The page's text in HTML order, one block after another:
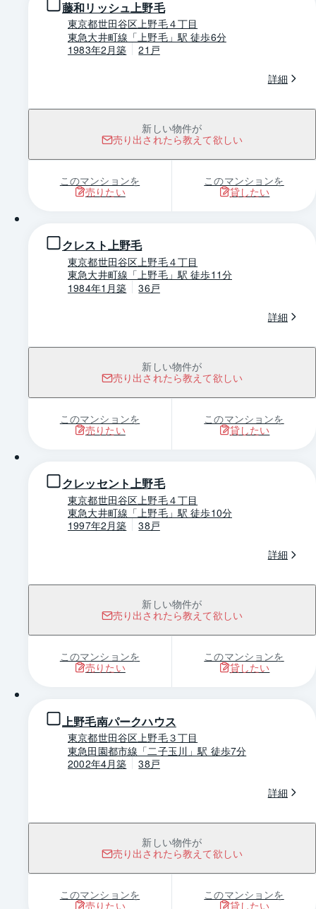
藤和リッシュ上野毛
東京都世田谷区上野毛４丁目
東急大井町線「上野毛」駅 徒歩6分
1983年2月築
21戸
詳細
新しい物件が
売り出されたら教えて欲しい
このマンションを
売りたい
このマンションを
貸したい
クレスト上野毛
東京都世田谷区上野毛４丁目
東急大井町線「上野毛」駅 徒歩11分
1984年1月築
36戸
詳細
新しい物件が
売り出されたら教えて欲しい
このマンションを
売りたい
このマンションを
貸したい
クレッセント上野毛
東京都世田谷区上野毛４丁目
東急大井町線「上野毛」駅 徒歩10分
1997年2月築
38戸
詳細
新しい物件が
売り出されたら教えて欲しい
このマンションを
売りたい
このマンションを
貸したい
上野毛南パークハウス
東京都世田谷区上野毛３丁目
東急田園都市線「二子玉川」駅 徒歩7分
2002年4月築
38戸
詳細
新しい物件が
売り出されたら教えて欲しい
このマンションを
売りたい
このマンションを
貸したい